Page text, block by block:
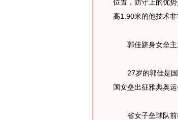
位置，防守上的优
高1.90米的他技术
郭佳跻身女垒主
27岁的郭佳是国
国女垒出征雅典奥
省女子垒球队前